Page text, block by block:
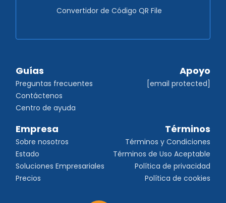
Convertidor de Código QR File
Guías
Preguntas frecuentes
Contáctenos
Centro de ayuda
Apoyo
[email protected]
Empresa
Sobre nosotros
Estado
Soluciones Empresariales
Precios
Términos
Términos y Condiciones
Términos de Uso Aceptable
Política de privacidad
Política de cookies